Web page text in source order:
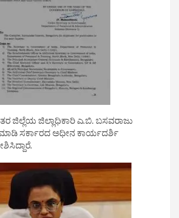
ಜಿಲ್ಲೆಯ ಜಿಲ್ಲಾಧಿಕಾರಿ ಎ.ಬಿ. ಬಸವರಾಜು
ಸರ್ಕಾರದ ಅಧೀನ ಕಾರ್ಯದರ್ಶಿ